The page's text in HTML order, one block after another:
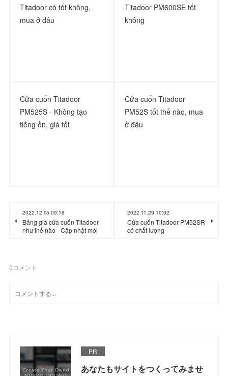
Titadoor có tốt không,
mua ở đâu
Titadoor PM600SE tốt
không
Cửa cuốn Titadoor
PM525S - Không tạo
tiếng ồn, giá tốt
Cửa cuốn Titadoor
PM52S tốt thế nào, mua
ở đâu
2022.12.05 09:18
Bảng giá cửa cuốn Titadoor
như thế nào - Cập nhật mới
2022.11.29 10:02
Cửa cuốn Titadoor PM52SR
có chất lượng
0コメント
PR
あなたもサイトをつくってみませ